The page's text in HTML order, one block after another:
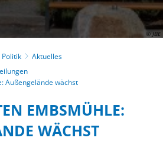
© JBE
Politik
Aktuelles
Außengelände wächst
EMBSMÜHLE:
WÄCHST